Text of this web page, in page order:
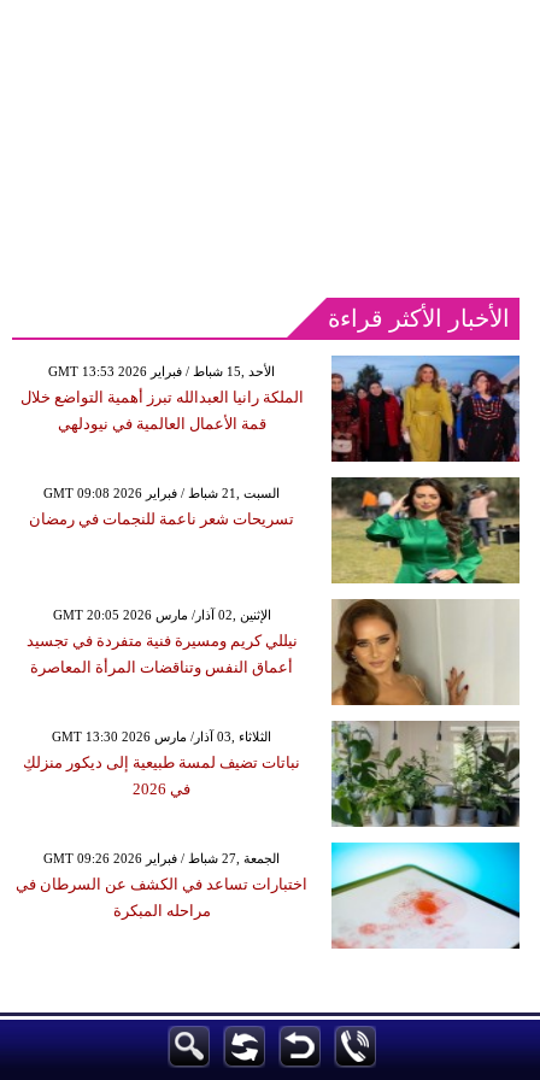
الأخبار الأكثر قراءة
GMT 13:53 2026 الأحد ,15 شباط / فبراير
الملكة رانيا العبدالله تبرز أهمية التواضع خلال
قمة الأعمال العالمية في نيودلهي
GMT 09:08 2026 السبت ,21 شباط / فبراير
تسريحات شعر ناعمة للنجمات في رمضان
GMT 20:05 2026 الإثنين ,02 آذار/ مارس
نيللي كريم ومسيرة فنية متفردة في تجسيد
أعماق النفس وتناقضات المرأة المعاصرة
GMT 13:30 2026 الثلاثاء ,03 آذار/ مارس
نباتات تضيف لمسة طبيعية إلى ديكور منزلكِ
في 2026
GMT 09:26 2026 الجمعة ,27 شباط / فبراير
اختبارات تساعد في الكشف عن السرطان في
مراحله المبكرة